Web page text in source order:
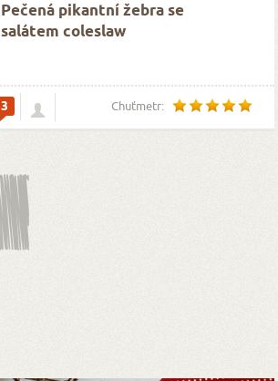
Pečená pikantní žebra se
salátem coleslaw
3 Chuťmetr: